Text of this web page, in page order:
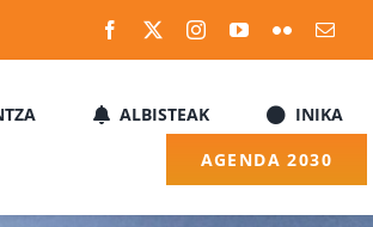
ALBISTEAK
INIKA
AGENDA 2030